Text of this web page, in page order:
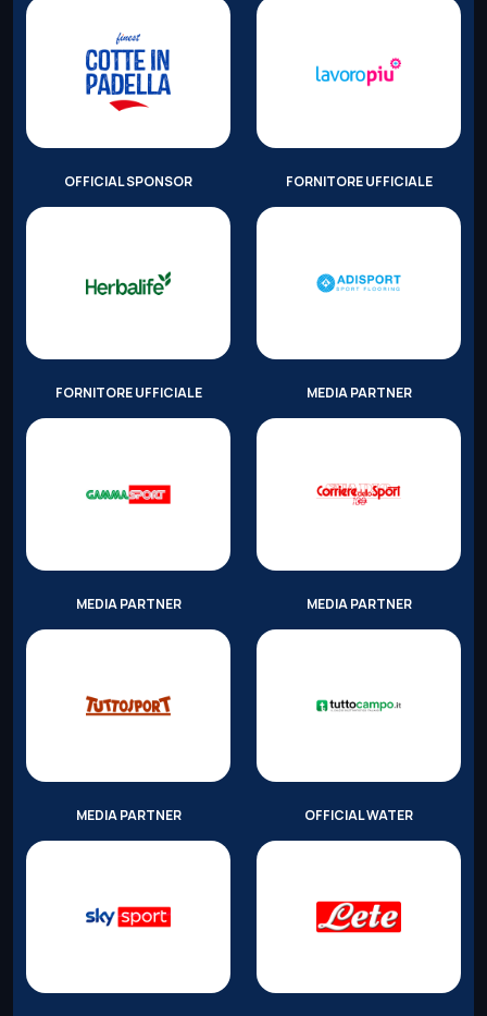
OFFICIAL SPONSOR FORNITORE UFFICIALE
FORNITORE UFFICIALE MEDIA PARTNER
MEDIA PARTNER MEDIA PARTNER
MEDIA PARTNER OFFICIAL WATER